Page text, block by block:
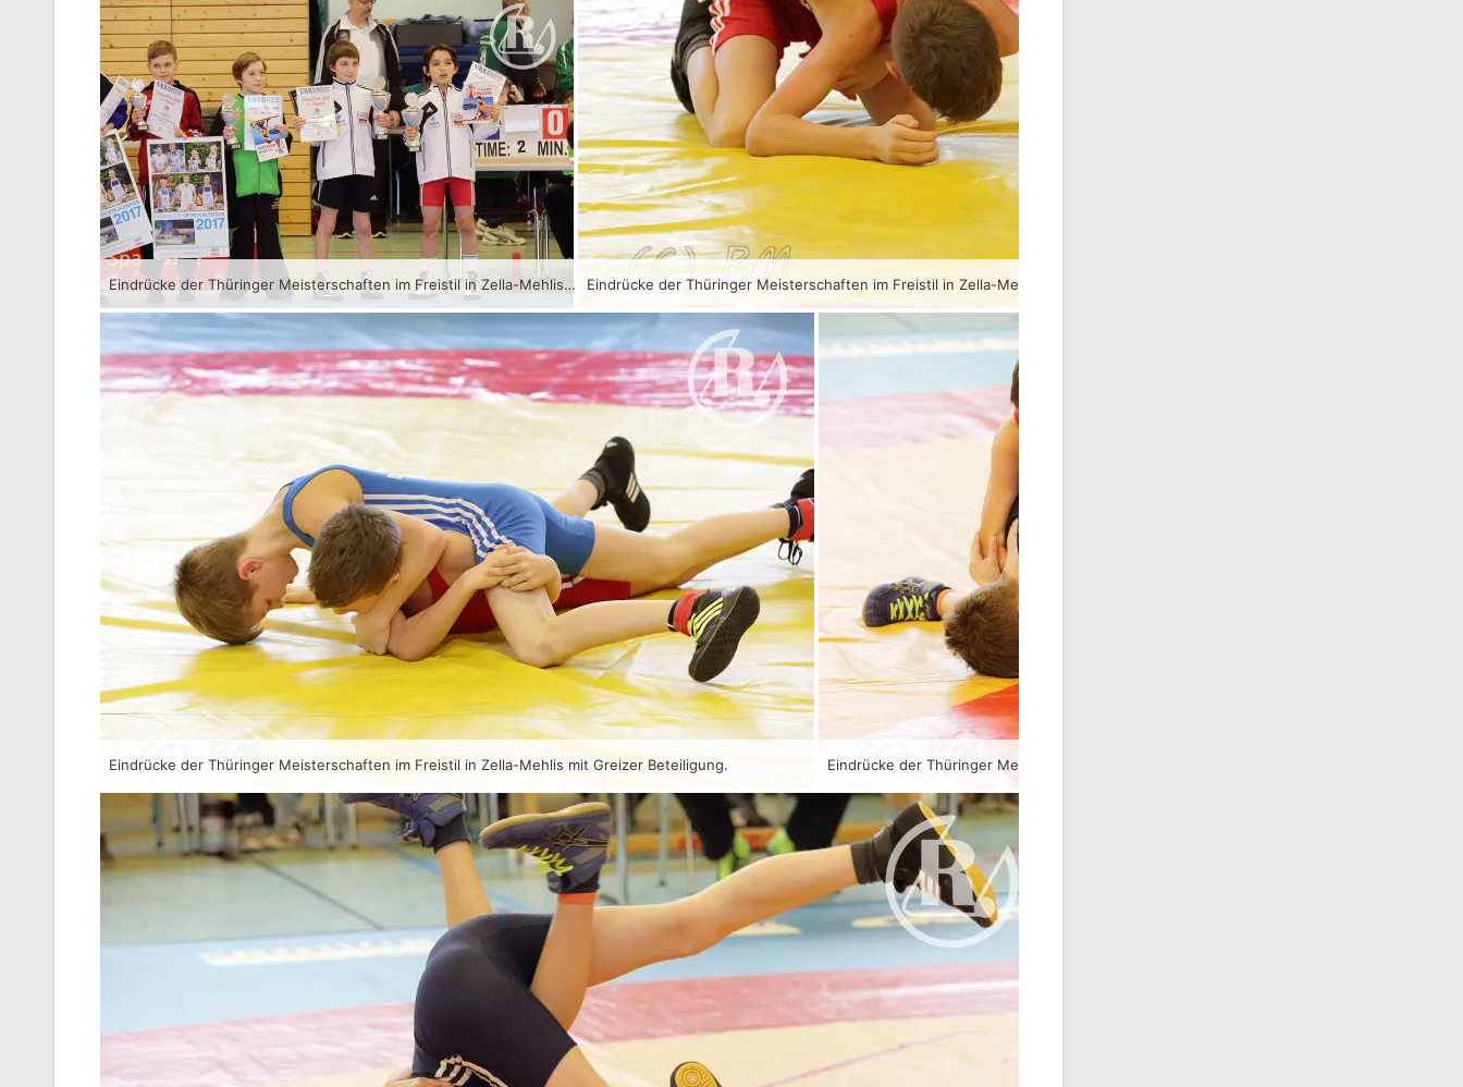
Eindrücke der Thüringer Meisterschaften im Freistil in Zella-Mehlis mit Greizer Beteiligung. Eindrücke der Thüringer Meisterschaften im Freistil in Zella-Mehlis mit Greizer Beteiligung.
Eindrücke der Thüringer Meisterschaften im Freistil in Zella-Mehlis mit Greizer Beteiligung. Eindrücke der Thüringer Meisterschaften im Freistil in Zella-Mehlis mit Greizer Beteiligung.